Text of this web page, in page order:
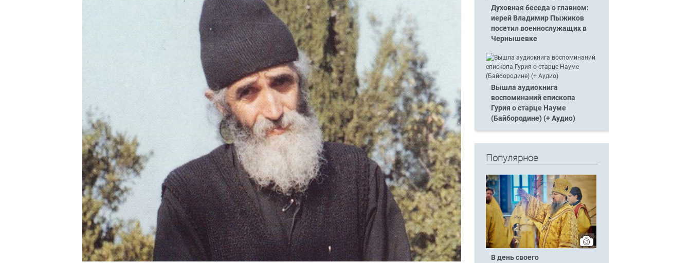
Духовная беседа о главном:
иерей Владимир Пыжиков
посетил военнослужащих в
Чернышевке
Вышла аудиокнига
воспоминаний епископа
Гурия о старце Науме
(Байбородине) (+ Аудио)
Популярное
В день своего